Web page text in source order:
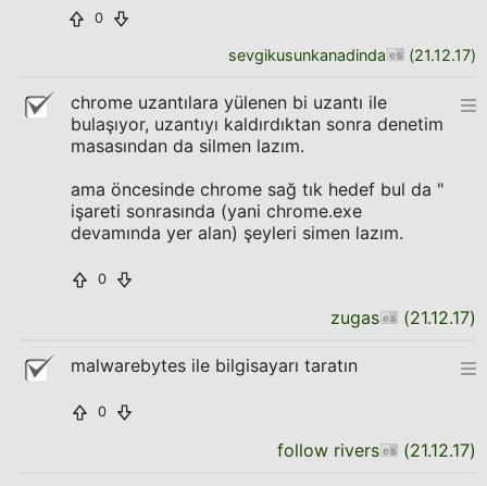
0
sevgikusunkanadinda (21.12.17)
chrome uzantılara yülenen bi uzantı ile
bulaşıyor, uzantıyı kaldırdıktan sonra denetim
masasından da silmen lazım.
ama öncesinde chrome sağ tık hedef bul da "
işareti sonrasında (yani chrome.exe
devamında yer alan) şeyleri simen lazım.
0
zugas (21.12.17)
malwarebytes ile bilgisayarı taratın
0
follow rivers (21.12.17)